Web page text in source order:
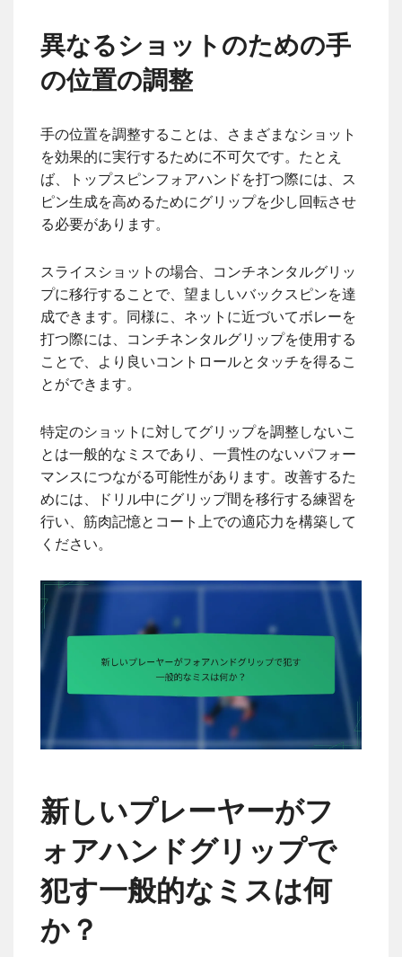
異なるショットのための手
の位置の調整
手の位置を調整することは、さまざまなショット
を効果的に実行するために不可欠です。たとえ
ば、トップスピンフォアハンドを打つ際には、ス
ピン生成を高めるためにグリップを少し回転させ
る必要があります。
スライスショットの場合、コンチネンタルグリッ
プに移行することで、望ましいバックスピンを達
成できます。同様に、ネットに近づいてボレーを
打つ際には、コンチネンタルグリップを使用する
ことで、より良いコントロールとタッチを得るこ
とができます。
特定のショットに対してグリップを調整しないこ
とは一般的なミスであり、一貫性のないパフォー
マンスにつながる可能性があります。改善するた
めには、ドリル中にグリップ間を移行する練習を
行い、筋肉記憶とコート上での適応力を構築して
ください。
新しいプレーヤーがフ
ォアハンドグリップで
犯す一般的なミスは何
か？